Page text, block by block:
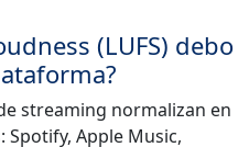
(LUFS) debo
streaming normalizan en
Spotify, Apple Music,